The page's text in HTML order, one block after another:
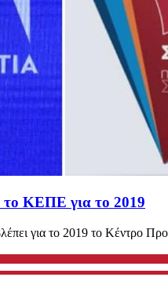
το ΚΕΠΕ για το 2019
για το 2019 το Κέντρο